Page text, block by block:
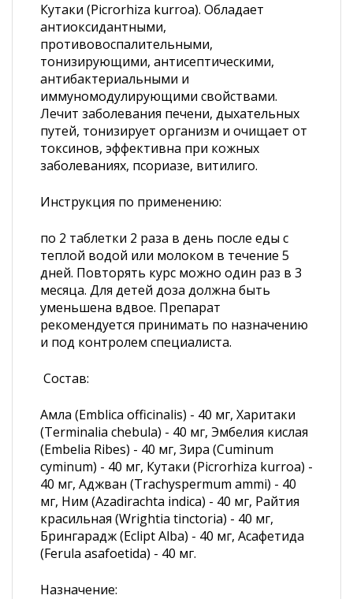
Кутаки (Picrorhiza kurroa). Обладает
антиоксидантными,
противовоспалительными,
тонизирующими, антисептическими,
антибактериальными и
иммуномодулирующими свойствами.
Лечит заболевания печени, дыхательных
путей, тонизирует организм и очищает от
токсинов, эффективна при кожных
заболеваниях, псориазе, витилиго.
Инструкция по применению:
по 2 таблетки 2 раза в день после еды с
теплой водой или молоком в течение 5
дней. Повторять курс можно один раз в 3
месяца. Для детей доза должна быть
уменьшена вдвое. Препарат
рекомендуется принимать по назначению
и под контролем специалиста.
Состав:
Амла (Emblica officinalis) - 40 мг, Харитаки
(Terminalia chebula) - 40 мг, Эмбелия кислая
(Embelia Ribes) - 40 мг, Зира (Cuminum
cyminum) - 40 мг, Кутаки (Picrorhiza kurroa) -
40 мг, Аджван (Trachyspermum ammi) - 40
мг, Ним (Azadirachta indica) - 40 мг, Райтия
красильная (Wrightia tinctoria) - 40 мг,
Брингарадж (Eclipt Alba) - 40 мг, Асафетида
(Ferula asafoetida) - 40 мг.
Назначение: